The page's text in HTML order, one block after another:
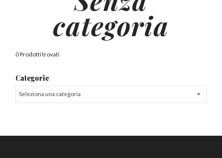
categoria
0 Prodotti trovati
Categorie
Seleziona una categoria